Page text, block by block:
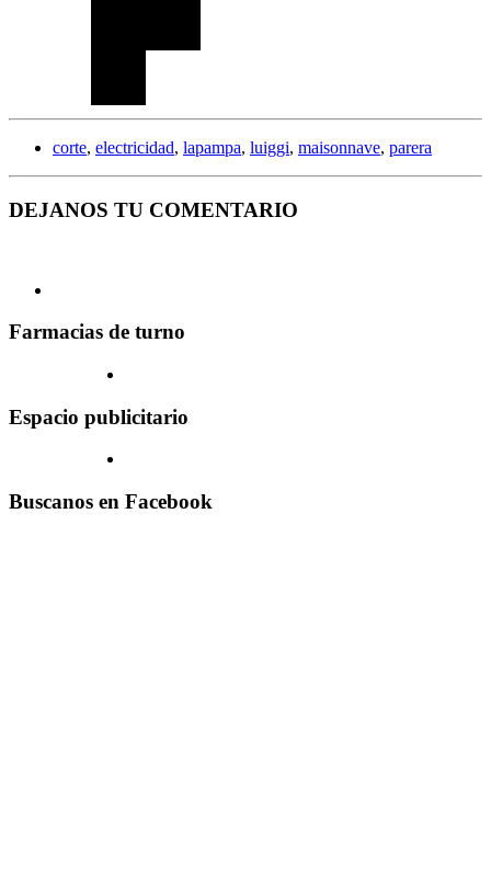
corte, electricidad, lapampa, luiggi, maisonnave, parera
DEJANOS TU COMENTARIO
Farmacias de turno
Espacio publicitario
Buscanos en Facebook